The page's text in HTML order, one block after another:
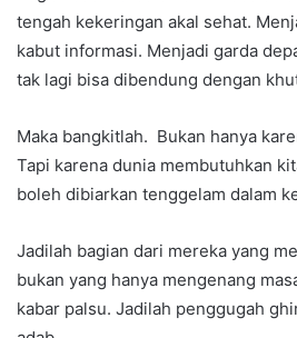
tengah kekeringan akal sehat.
kabut informasi. Menjadi garda
tak lagi bisa dibendung dengan
Maka bangkitlah. Bukan hanya
Tapi karena dunia membutuhkan
boleh dibiarkan tenggelam dalam
Jadilah bagian dari mereka yang
bukan yang hanya mengenang
kabar palsu. Jadilah penggugah